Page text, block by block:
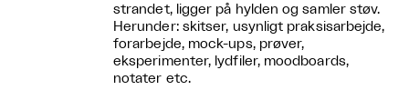
strandet, ligger på hylden og samler støv.
Herunder: skitser, usynligt praksisarbejde,
forarbejde, mock-ups, prøver,
eksperimenter, lydfiler, moodboards,
notater etc.